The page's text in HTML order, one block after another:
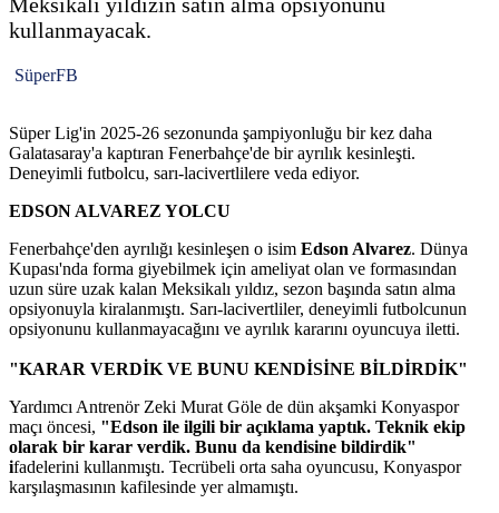
kullanmayacak.
SüperFB
Süper Lig'in 2025-26 sezonunda şampiyonluğu bir kez daha
Galatasaray'a kaptıran Fenerbahçe'de bir ayrılık kesinleşti.
Deneyimli futbolcu, sarı-lacivertlilere veda ediyor.
EDSON ALVAREZ YOLCU
Fenerbahçe'den ayrılığı kesinleşen o isim Edson Alvarez. Dünya
Kupası'nda forma giyebilmek için ameliyat olan ve formasından
uzun süre uzak kalan Meksikalı yıldız, sezon başında satın alma
opsiyonuyla kiralanmıştı. Sarı-lacivertliler, deneyimli futbolcunun
opsiyonunu kullanmayacağını ve ayrılık kararını oyuncuya iletti.
"KARAR VERDİK VE BUNU KENDİSİNE BİLDİRDİK"
Yardımcı Antrenör Zeki Murat Göle de dün akşamki Konyaspor
maçı öncesi, "Edson ile ilgili bir açıklama yaptık. Teknik ekip
olarak bir karar verdik. Bunu da kendisine bildirdik"
ifadelerini kullanmıştı. Tecrübeli orta saha oyuncusu, Konyaspor
karşılaşmasının kafilesinde yer almamıştı.